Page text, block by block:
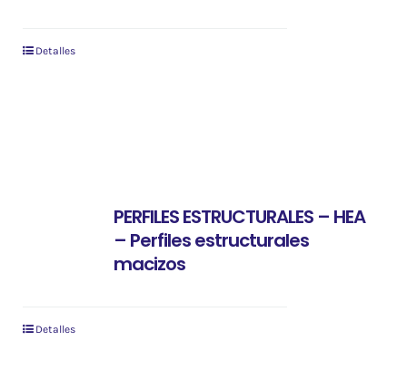
Detalles
PERFILES ESTRUCTURALES – HEA
– Perfiles estructurales
macizos
Detalles